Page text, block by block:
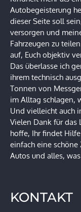
Autobegeisterung
dieser Seite soll
versorgen und
Fahrzeugen zu
auf, Euch objektiv
Das überlasse ich
ihrem technisch
Tonnen von
im Alltag schlagen,
Und vielleicht auch
Vielen Dank für das
hoffe, Ihr findet
einfach eine
Autos und alles,
KONTAKT